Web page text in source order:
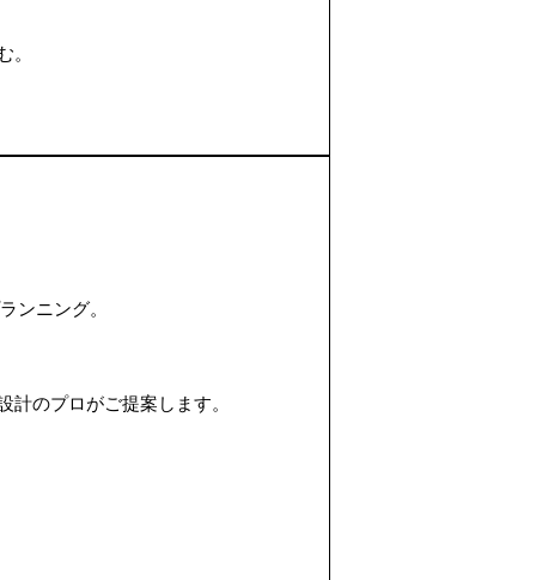
。
ンニング。
のプロがご提案します。